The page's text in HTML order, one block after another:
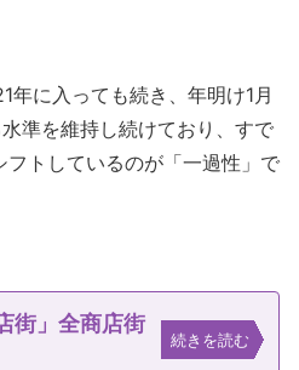
に入っても続き、年明け1月
準を維持し続けており、すで
トしているのが「一過性」で
街」全商店街
続きを読む